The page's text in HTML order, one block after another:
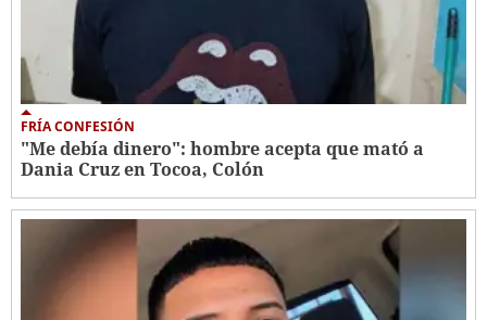
FRÍA CONFESIÓN
"Me debía dinero": hombre acepta que mató a
Dania Cruz en Tocoa, Colón